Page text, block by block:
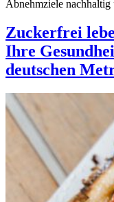
Abnehmziele nachhaltig
Zuckerfrei
Ihre
deutschen